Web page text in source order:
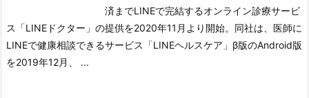
済までLINEで完結するオンライン診療サービ
ス「LINEドクター」の提供を2020年11月より開始。 同社は、医師に
LINEで健康相談できるサービス「LINEヘルスケア」β版のAndroid版
を2019年12月、 ...